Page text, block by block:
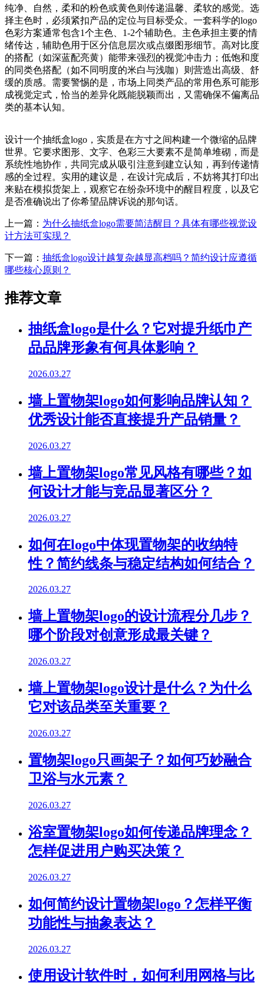
纯净、自然，柔和的粉色或黄色则传递温馨、柔软的感觉。选
择主色时，必须紧扣产品的定位与目标受众。一套科学的logo
色彩方案通常包含1个主色、1-2个辅助色。主色承担主要的情
绪传达，辅助色用于区分信息层次或点缀图形细节。高对比度
的搭配（如深蓝配亮黄）能带来强烈的视觉冲击力；低饱和度
的同类色搭配（如不同明度的米白与浅咖）则营造出高级、舒
缓的质感。需要警惕的是，市场上同类产品的常用色系可能形
成视觉定式，恰当的差异化既能脱颖而出，又需确保不偏离品
类的基本认知。
设计一个抽纸盒logo，实质是在方寸之间构建一个微缩的品牌
世界。它要求图形、文字、色彩三大要素不是简单堆砌，而是
系统性地协作，共同完成从吸引注意到建立认知，再到传递情
感的全过程。实用的建议是，在设计完成后，不妨将其打印出
来贴在模拟货架上，观察它在纷杂环境中的醒目程度，以及它
是否准确说出了你希望品牌诉说的那句话。
上一篇： 为什么抽纸盒logo需要简洁醒目？具体有哪些视觉设
计方法可实现？
下一篇： 抽纸盒logo设计越复杂越显高档吗？简约设计应遵循
哪些核心原则？
推荐文章
抽纸盒logo是什么？它对提升纸巾产
品品牌形象有何具体影响？
2026.03.27
墙上置物架logo如何影响品牌认知？
优秀设计能否直接提升产品销量？
2026.03.27
墙上置物架logo常见风格有哪些？如
何设计才能与竞品显著区分？
2026.03.27
如何在logo中体现置物架的收纳特
性？简约线条与稳定结构如何结合？
2026.03.27
墙上置物架logo的设计流程分几步？
哪个阶段对创意形成最关键？
2026.03.27
墙上置物架logo设计是什么？为什么
它对该品类至关重要？
2026.03.27
置物架logo只画架子？如何巧妙融合
卫浴与水元素？
2026.03.27
浴室置物架logo如何传递品牌理念？
怎样促进用户购买决策？
2026.03.27
如何简约设计置物架logo？怎样平衡
功能性与抽象表达？
2026.03.27
使用设计软件时，如何利用网格与比